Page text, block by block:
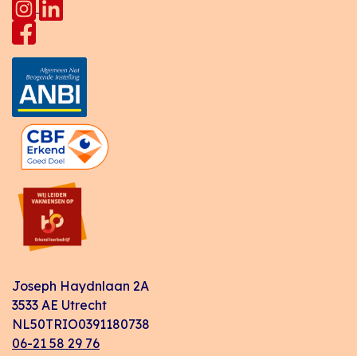
Joseph Haydnlaan 2A
3533 AE Utrecht
NL50TRIO0391180738
06-21 58 29 76